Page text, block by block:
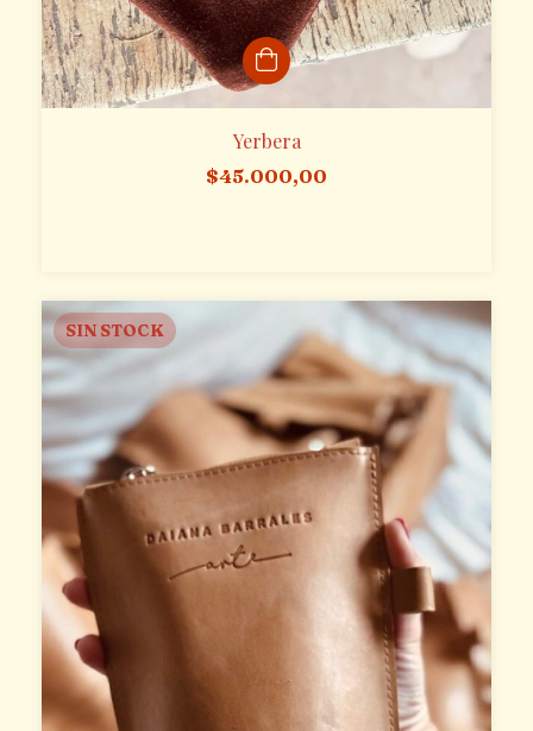
Yerbera
$45.000,00
SIN STOCK